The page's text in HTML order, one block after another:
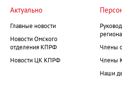
Актуально
Главные новости
Новости Омского
отделения КПРФ
Новости ЦК КПРФ
Члены
Члены
Наши